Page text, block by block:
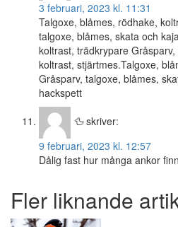
3 februari, 2023 kl. 11:31
Talgoxe, blåmes, rödhake,
talgoxe, blåmes, skata och
koltrast, trädkrypare
koltrast, stjärtmes.Talgoxe,
Gråsparv, talgoxe, blåmes,
hackspett
🦆 skriver:
9 februari, 2023 kl. 12:57
Dålig fast hur många ankor
Fler liknande